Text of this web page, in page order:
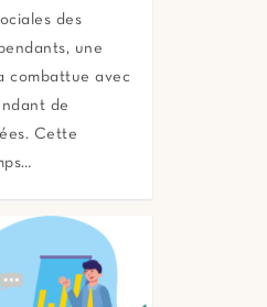
des
une
combattue avec
de
Cette